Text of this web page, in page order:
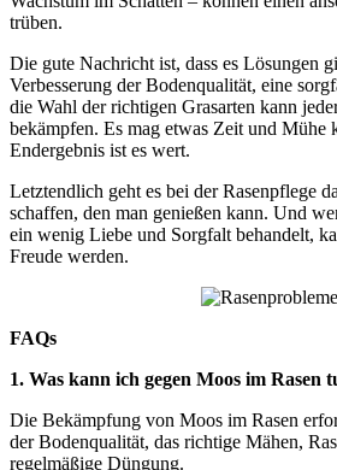
trüben.
Die gute Nachricht ist, dass es Lösungen
Verbesserung der Bodenqualität, eine
die Wahl der richtigen Grasarten kann
bekämpfen. Es mag etwas Zeit und Mühe
Endergebnis ist es wert.
Letztendlich geht es bei der Rasenpflege
schaffen, den man genießen kann. Und
ein wenig Liebe und Sorgfalt behandelt,
Freude werden.
FAQs
1. Was kann ich gegen Moos im Rasen
Die Bekämpfung von Moos im Rasen
der Bodenqualität, das richtige Mähen,
regelmäßige Düngung.